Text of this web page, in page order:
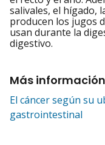
salivales, el hígado,
producen los jugos
usan durante la
digestivo.
Más información
El cáncer según su
gastrointestinal